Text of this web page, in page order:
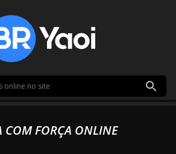
COM FORÇA ONLINE